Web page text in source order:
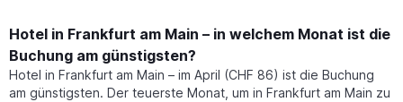
Hotel in Frankfurt am Main – in welchem Monat ist die
Buchung am günstigsten?
Hotel in Frankfurt am Main – im April (CHF 86) ist die Buchung
am günstigsten. Der teuerste Monat, um in Frankfurt am Main zu